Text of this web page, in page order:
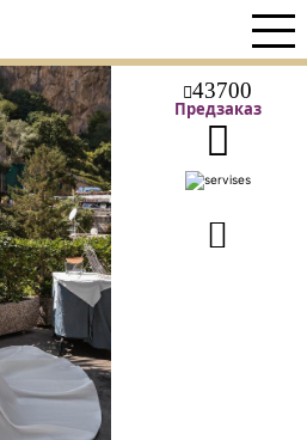
43700
Предзаказ